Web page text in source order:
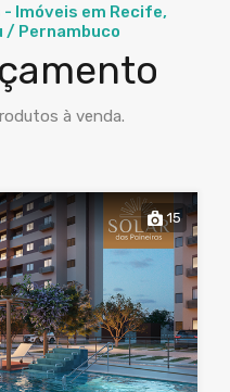
Imóveis em Recife,
/ Pernambuco
à venda.
15